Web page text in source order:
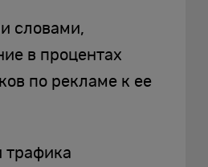
словами,
в процентах
по рекламе к ее
трафика